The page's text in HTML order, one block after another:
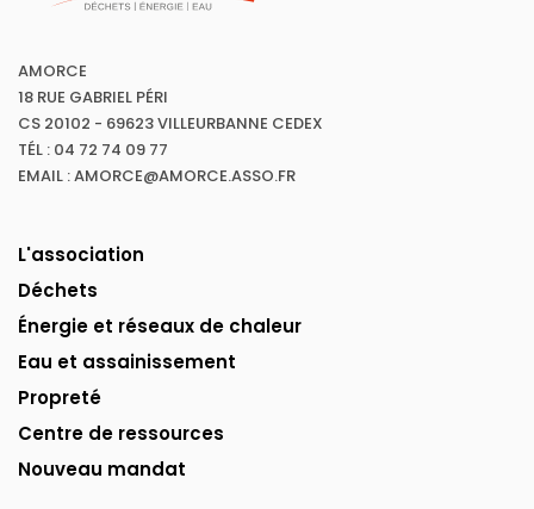
AMORCE
18 RUE GABRIEL PÉRI
CS 20102 - 69623 VILLEURBANNE CEDEX
TÉL : 04 72 74 09 77
EMAIL : AMORCE@AMORCE.ASSO.FR
L'association
Déchets
Énergie et réseaux de chaleur
Eau et assainissement
Propreté
Centre de ressources
Nouveau mandat